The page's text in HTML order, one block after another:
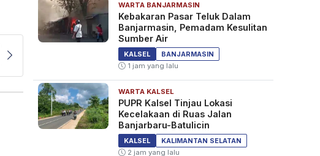
WARTA BANJARMASIN
Kebakaran Pasar Teluk Dalam
Banjarmasin, Pemadam Kesulitan
Sumber Air
KALSEL
BANJARMASIN
1 jam yang lalu
WARTA KALSEL
PUPR Kalsel Tinjau Lokasi
Kecelakaan di Ruas Jalan
Banjarbaru-Batulicin
KALSEL
KALIMANTAN SELATAN
2 jam yang lalu